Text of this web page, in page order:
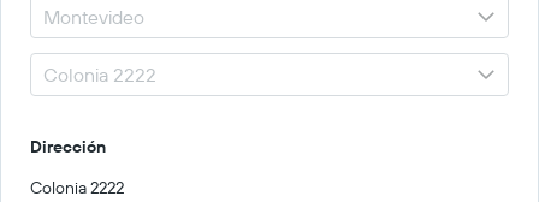
Dirección
Colonia 2222